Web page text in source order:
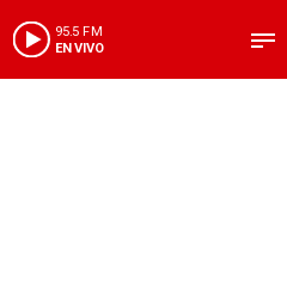
95.5 FM
EN VIVO